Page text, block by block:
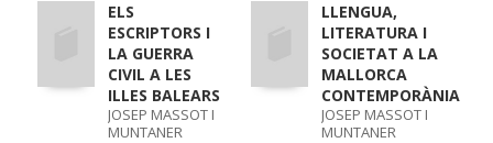
ELS
ESCRIPTORS I
LA GUERRA
CIVIL A LES
ILLES BALEARS
JOSEP MASSOT I
MUNTANER
LLENGUA,
LITERATURA I
SOCIETAT A LA
MALLORCA
CONTEMPORÀNIA
JOSEP MASSOT I
MUNTANER